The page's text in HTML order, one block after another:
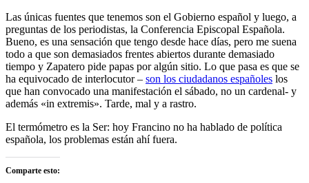
Las únicas fuentes que tenemos son el Gobierno español y luego, a
preguntas de los periodistas, la Conferencia Episcopal Española.
Bueno, es una sensación que tengo desde hace días, pero me suena
todo a que son demasiados frentes abiertos durante demasiado
tiempo y Zapatero pide papas por algún sitio. Lo que pasa es que se
ha equivocado de interlocutor – son los ciudadanos españoles los
que han convocado una manifestación el sábado, no un cardenal- y
además «in extremis». Tarde, mal y a rastro.
El termómetro es la Ser: hoy Francino no ha hablado de política
española, los problemas están ahí fuera.
Comparte esto: